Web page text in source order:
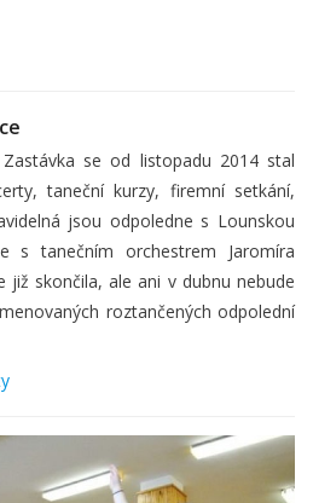
se od listopadu 2014 stal
taneční kurzy, firemní setkání,
jsou odpoledne s Lounskou
s tanečním orchestrem Jaromíra
již skončila, ale ani v dubnu nebude
roztančených odpolední